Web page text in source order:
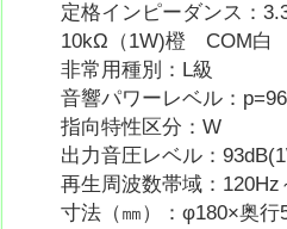
定格インピーダンス
10kΩ（1W)橙 COM白
非常用種別：L級
音響パワーレベル：
指向特性区分：W
出力音圧レベル：
再生周波数帯域：120Hz
寸法（㎜）：φ180×奥行